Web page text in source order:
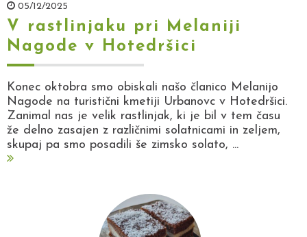
05/12/2025
V rastlinjaku pri Melaniji
Nagode v Hotedršici
Konec oktobra smo obiskali našo članico Melanijo
Nagode na turistični kmetiji Urbanovc v Hotedršici.
Zanimal nas je velik rastlinjak, ki je bil v tem času
že delno zasajen z različnimi solatnicami in zeljem,
skupaj pa smo posadili še zimsko solato, ...